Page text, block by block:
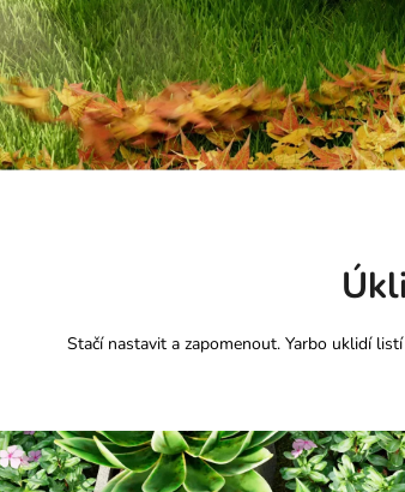
Stačí nastavit a zapomenout. Yarbo uklidí